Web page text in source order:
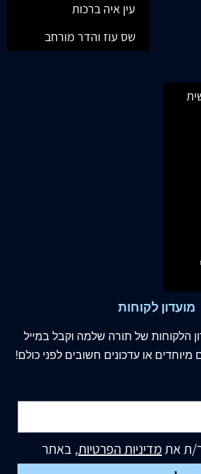
עין איה ברכות
שס עוז והדר מורחב
מועדון לקוחות
הלקוחות של תורה שלמה וקבל במייל
או עדכונים חשובים לפני כולם!
ת אתמדיניות הפרטיות, באתר